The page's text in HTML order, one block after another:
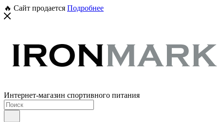
🔥 Сайт продается Подробнее
Интернет-магазин спортивного питания